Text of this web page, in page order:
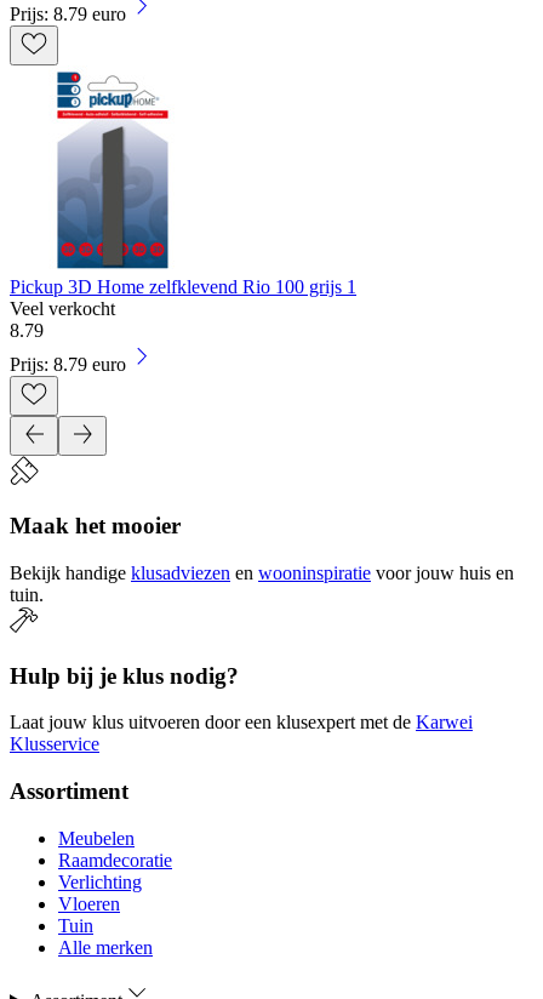
Prijs: 8.79 euro
Pickup 3D Home zelfklevend Rio 100 grijs 1
Veel verkocht
8.79
Prijs: 8.79 euro
Maak het mooier
Bekijk handige klusadviezen en wooninspiratie voor jouw huis en
tuin.
Hulp bij je klus nodig?
Laat jouw klus uitvoeren door een klusexpert met de Karwei
Klusservice
Assortiment
Meubelen
Raamdecoratie
Verlichting
Vloeren
Tuin
Alle merken